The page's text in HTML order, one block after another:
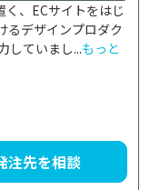
く、ECサイトをはじ
るデザインプロダク
していまし...もっと
注先を相談